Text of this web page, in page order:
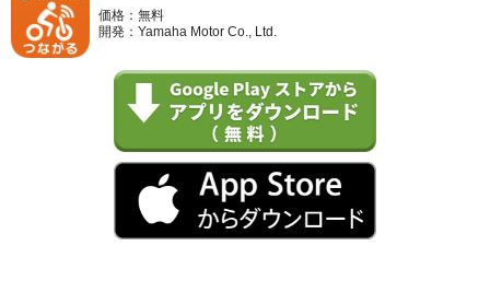
価格：無料
開発：Yamaha Motor Co., Ltd.